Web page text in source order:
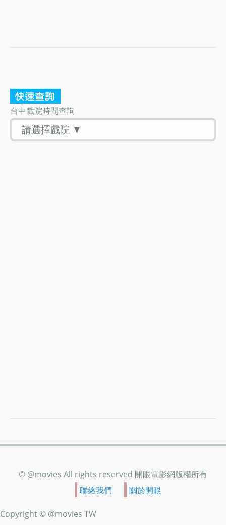
台中戲院時間查詢
© @movies All rights reserved 開眼電影網版權所有
聯絡我們
關於開眼
Copyright © @movies TW